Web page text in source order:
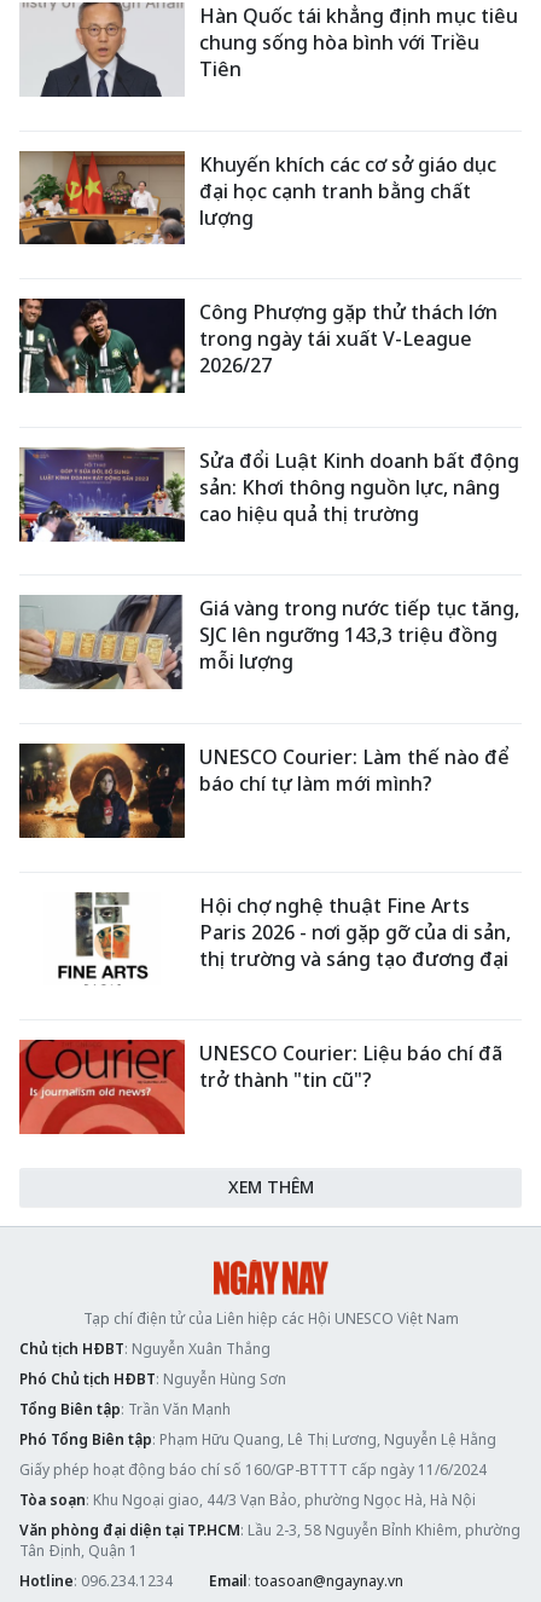
Hàn Quốc tái khẳng định mục tiêu
chung sống hòa bình với Triều
Tiên
Khuyến khích các cơ sở giáo dục
đại học cạnh tranh bằng chất
lượng
Công Phượng gặp thử thách lớn
trong ngày tái xuất V-League
2026/27
Sửa đổi Luật Kinh doanh bất động
sản: Khơi thông nguồn lực, nâng
cao hiệu quả thị trường
Giá vàng trong nước tiếp tục tăng,
SJC lên ngưỡng 143,3 triệu đồng
mỗi lượng
UNESCO Courier: Làm thế nào để
báo chí tự làm mới mình?
Hội chợ nghệ thuật Fine Arts
Paris 2026 - nơi gặp gỡ của di sản,
thị trường và sáng tạo đương đại
UNESCO Courier: Liệu báo chí đã
trở thành "tin cũ"?
XEM THÊM
Tạp chí điện tử của Liên hiệp các Hội UNESCO Việt Nam
Chủ tịch HĐBT: Nguyễn Xuân Thắng
Phó Chủ tịch HĐBT: Nguyễn Hùng Sơn
Tổng Biên tập: Trần Văn Mạnh
Phó Tổng Biên tập: Phạm Hữu Quang, Lê Thị Lương, Nguyễn Lệ Hằng
Giấy phép hoạt động báo chí số 160/GP-BTTTT cấp ngày 11/6/2024
Tòa soạn: Khu Ngoại giao, 44/3 Vạn Bảo, phường Ngọc Hà, Hà Nội
Văn phòng đại diện tại TP.HCM: Lầu 2-3, 58 Nguyễn Bỉnh Khiêm, phường
Tân Định, Quận 1
Hotline: 096.234.1234 Email: toasoan@ngaynay.vn